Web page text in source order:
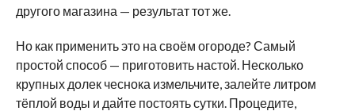
другого магазина — результат тот же.
Но как применить это на своём огороде? Самый
простой способ — приготовить настой. Несколько
крупных долек чеснока измельчите, залейте литром
тёплой воды и дайте постоять сутки. Процедите,